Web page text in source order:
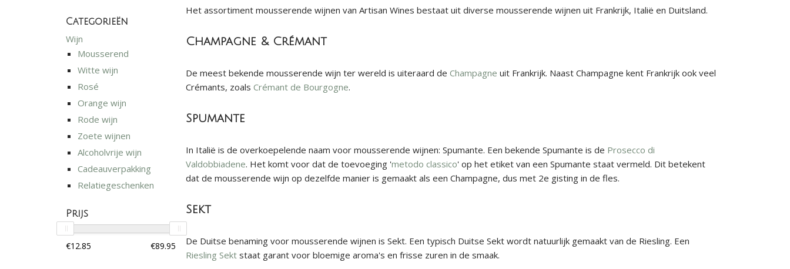
Categorieën
Wijn
Mousserend
Witte wijn
Rosé
Orange wijn
Rode wijn
Zoete wijnen
Alcoholvrije wijn
Cadeauverpakking
Relatiegeschenken
Prijs
Het assortiment mousserende wijnen van Artisan Wines bestaat uit diverse mousserende wijnen uit Frankrijk, Italië en Duitsland.
Champagne & Crémant
De meest bekende mousserende wijn ter wereld is uiteraard de Champagne uit Frankrijk. Naast Champagne kent Frankrijk ook veel
Crémants, zoals Crémant de Bourgogne.
Spumante
In Italië is de overkoepelende naam voor mousserende wijnen: Spumante. Een bekende Spumante is de Prosecco di
Valdobbiadene. Het komt voor dat de toevoeging 'metodo classico' op het etiket van een Spumante staat vermeld. Dit betekent
dat de mousserende wijn op dezelfde manier is gemaakt als een Champagne, dus met 2e gisting in de fles.
Sekt
De Duitse benaming voor mousserende wijnen is Sekt. Een typisch Duitse Sekt wordt natuurlijk gemaakt van de Riesling. Een
Riesling Sektstaat garant voor bloemige aroma's en frisse zuren in de smaak.